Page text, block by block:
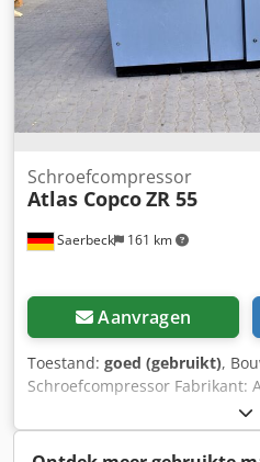
24-uurs service voor
met frequentieregelaar ATLAS
3,35m3/min 13bar Cedpfxsy
orde, klaar voor gebruik.
Saerbeck 161 km
Schroefcompressor
Atlas CopcoZR 55
Aanvragen
Toestand: goed (gebruikt),
Schroefcompressor Fabrikant:
Bouwjaar: 1998 Codpfx Aevi Ht
Druk max. 7,5 bar